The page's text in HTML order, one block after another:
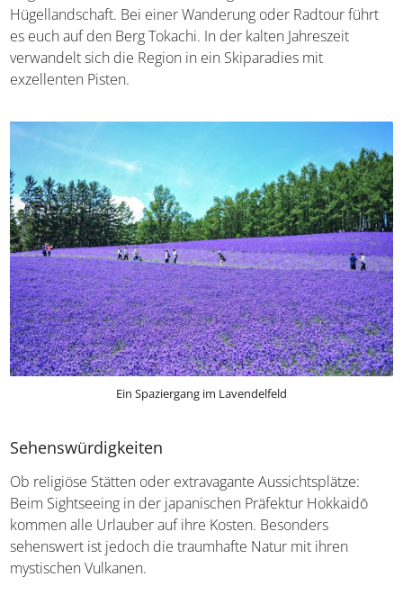
Hügellandschaft. Bei einer Wanderung oder Radtour führt
es euch auf den Berg Tokachi. In der kalten Jahreszeit
verwandelt sich die Region in ein Skiparadies mit
exzellenten Pisten.
Ein Spaziergang im Lavendelfeld
Sehenswürdigkeiten
Ob religiöse Stätten oder extravagante Aussichtsplätze:
Beim Sightseeing in der japanischen Präfektur Hokkaidō
kommen alle Urlauber auf ihre Kosten. Besonders
sehenswert ist jedoch die traumhafte Natur mit ihren
mystischen Vulkanen.